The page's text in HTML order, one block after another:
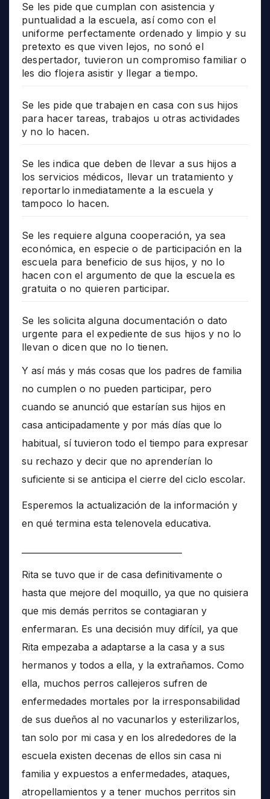
Se les pide que cumplan con asistencia y
puntualidad a la escuela, así como con el
uniforme perfectamente ordenado y limpio y su
pretexto es que viven lejos, no sonó el
despertador, tuvieron un compromiso familiar o
les dio flojera asistir y llegar a tiempo.
Se les pide que trabajen en casa con sus hijos
para hacer tareas, trabajos u otras actividades
y no lo hacen.
Se les indica que deben de llevar a sus hijos a
los servicios médicos, llevar un tratamiento y
reportarlo inmediatamente a la escuela y
tampoco lo hacen.
Se les requiere alguna cooperación, ya sea
económica, en especie o de participación en la
escuela para beneficio de sus hijos, y no lo
hacen con el argumento de que la escuela es
gratuita o no quieren participar.
Se les solicita alguna documentación o dato
urgente para el expediente de sus hijos y no lo
llevan o dicen que no lo tienen.
Y así más y más cosas que los padres de familia
no cumplen o no pueden participar, pero
cuando se anunció que estarían sus hijos en
casa anticipadamente y por más días que lo
habitual, sí tuvieron todo el tiempo para expresar
su rechazo y decir que no aprenderían lo
suficiente si se anticipa el cierre del ciclo escolar.
Esperemos la actualización de la información y
en qué termina esta telenovela educativa.
Rita se tuvo que ir de casa definitivamente o
hasta que mejore del moquillo, ya que no quisiera
que mis demás perritos se contagiaran y
enfermaran. Es una decisión muy difícil, ya que
Rita empezaba a adaptarse a la casa y a sus
hermanos y todos a ella, y la extrañamos. Como
ella, muchos perros callejeros sufren de
enfermedades mortales por la irresponsabilidad
de sus dueños al no vacunarlos y esterilizarlos,
tan solo por mi casa y en los alrededores de la
escuela existen decenas de ellos sin casa ni
familia y expuestos a enfermedades, ataques,
atropellamientos y a tener muchos perritos sin